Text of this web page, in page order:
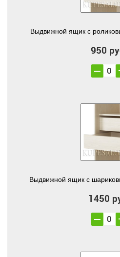
Выдвижной ящик с
950
Выдвижной ящик с
1450